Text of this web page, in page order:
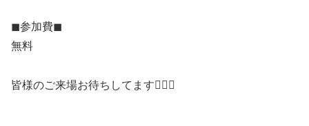
◼︎参加費◼︎
無料
皆様のご来場お待ちしてます🙇‍♀️✨